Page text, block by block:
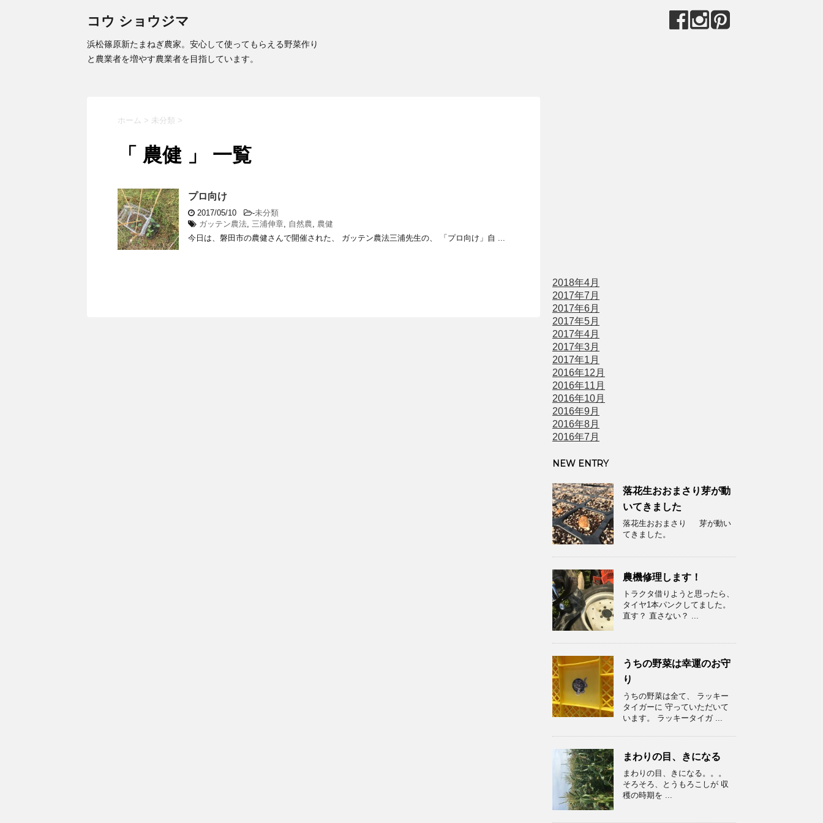
コウ ショウジマ
浜松篠原新たまねぎ農家。安心して使ってもらえる野菜作り
と農業者を増やす農業者を目指しています。
ホーム > 未分類 >
「 農健 」 一覧
プロ向け
2017/05/10 -未分類
ガッテン農法 三浦伸章 自然農
農健
今日は、磐田市の農健さんで開催された、 ガッテン農法三浦先生の、 「プロ向け」自 ...
2018年4月
2017年7月
2017年6月
2017年5月
2017年4月
2017年3月
2017年1月
2016年12月
2016年11月
2016年10月
2016年9月
2016年8月
2016年7月
NEW ENTRY
落花生おおまさり芽が動
いてきました
落花生おおまさり 芽が動い
てきました。
農機修理します！
トラクタ借りようと思ったら、
タイヤ1本パンクしてました。
直す？ 直さない？ ...
うちの野菜は幸運のお守
り
うちの野菜は全て、 ラッキー
タイガーに 守っていただいて
います。 ラッキータイガ ...
まわりの目、きになる
まわりの目、きになる。。。
そろそろ、とうもろこしが 収
穫の時期を ...